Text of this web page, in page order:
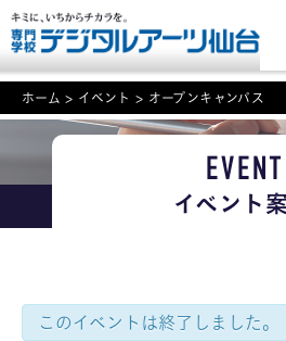
学科・専攻案内
学校案内
ホーム > イベント > オープンキャンパス
EVENT
イベント
このイベントは終了しました。